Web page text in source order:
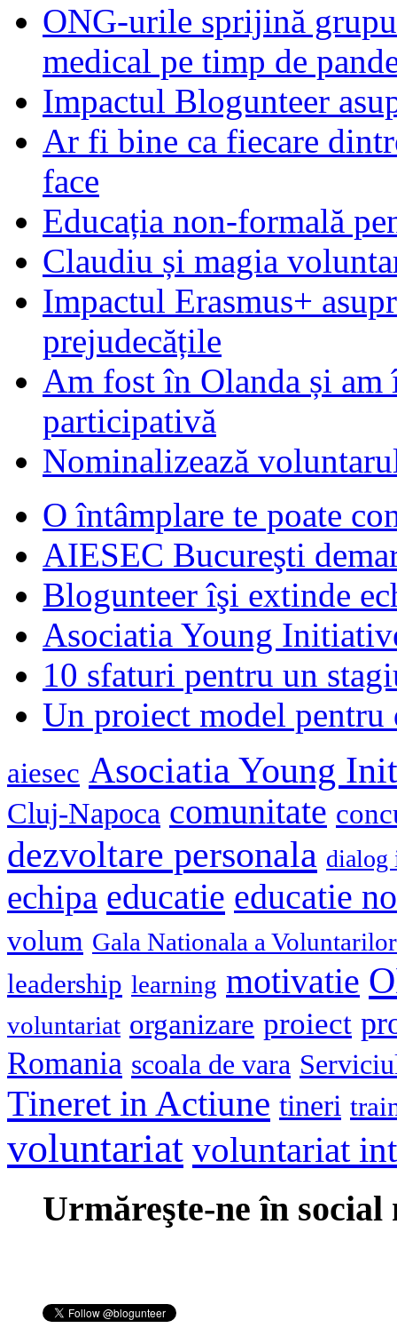
ONG-urile sprijină
medical pe timp de
Impactul Blogunteer
Ar fi bine ca fiecare
face
Educația non-formală
Claudiu și magia
Impactul Erasmus+
prejudecățile
Am fost în Olanda și am
participativă
Nominalizează
O întâmplare te poate
AIESEC Bucureşti
Blogunteer îşi extinde
Asociatia Young
10 sfaturi pentru un
Un proiect model
aiesec Asociatia Young
Cluj-Napoca comunitate
dezvoltare personala dialog
echipa educatie educatie
volum Gala Nationala a Voluntarilor
leadership learning motivatie
voluntariat organizare proiect
Romania scoala de vara
Tineret in Actiune tineri
voluntariat voluntariat
Urmăreşte-ne în social